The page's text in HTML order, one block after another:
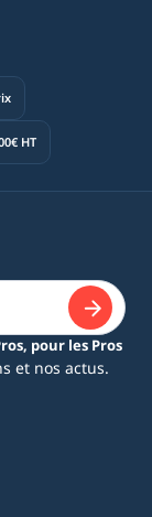
HT
pour les Pros
et nos actus.